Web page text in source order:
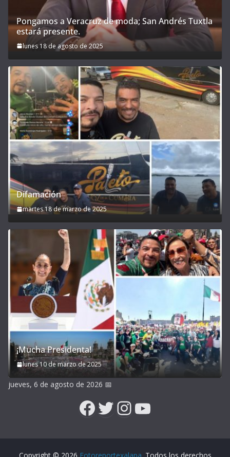
Pongamos a Veracruz de moda; San Andrés Tuxtla
estará presente.
lunes 18 de agosto de 2025
Difamación
martes 18 de marzo de 2025
¡Mucha Presidenta!
lunes 10 de marzo de 2025
jueves, 6 de agosto de 2026 📅
Facebook
Twitter
Instagram
YouTube